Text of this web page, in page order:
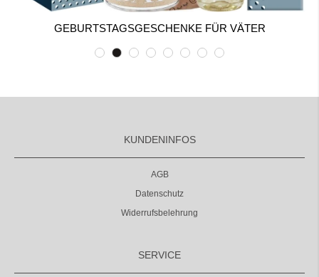
GEBURTSTAGSGESCHENKE FÜR VÄTER
KUNDENINFOS
AGB
Datenschutz
Widerrufsbelehrung
SERVICE